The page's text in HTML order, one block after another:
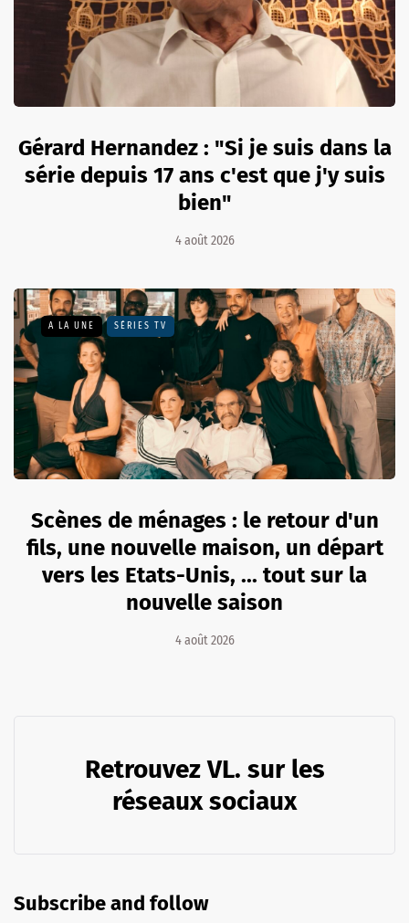
Gérard Hernandez : "Si je suis dans la
série depuis 17 ans c'est que j'y suis
bien"
4 août 2026
A LA UNE SÉRIES TV
Scènes de ménages : le retour d'un
fils, une nouvelle maison, un départ
vers les Etats-Unis, ... tout sur la
nouvelle saison
4 août 2026
Retrouvez VL. sur les
réseaux sociaux
Subscribe and follow